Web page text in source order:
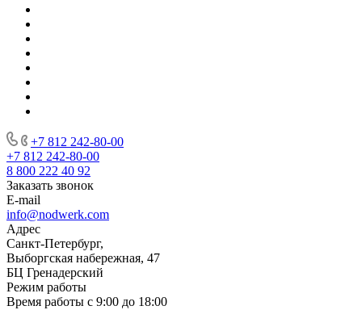
+7 812 242-80-00
+7 812 242-80-00
8 800 222 40 92
Заказать звонок
E-mail
info@nodwerk.com
Адрес
Санкт-Петербург,
Выборгская набережная, 47
БЦ Гренадерский
Режим работы
Время работы с 9:00 до 18:00